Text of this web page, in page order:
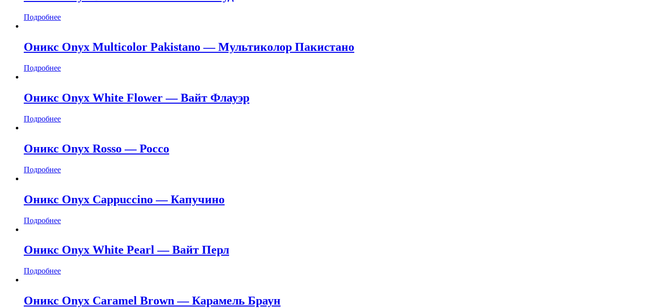
Подробнее
Оникс Onyx Multicolor Pakistano — Мультиколор Пакистано
Подробнее
Оникс Onyx White Flower — Вайт Флауэр
Подробнее
Оникс Onyx Rosso — Россо
Подробнее
Оникс Onyx Cappuccino — Капучино
Подробнее
Оникс Onyx White Pearl — Вайт Перл
Подробнее
Оникс Onyx Caramel Brown — Карамель Браун